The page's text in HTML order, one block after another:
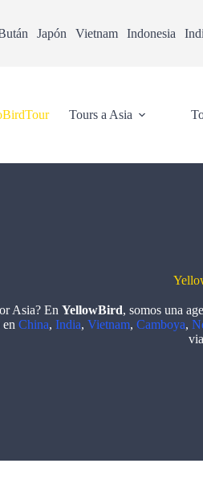
Japón Vietnam Indonesia
Tours a Asia
Asia? En YellowBird, somos una
China, India, Vietnam, Camboya,